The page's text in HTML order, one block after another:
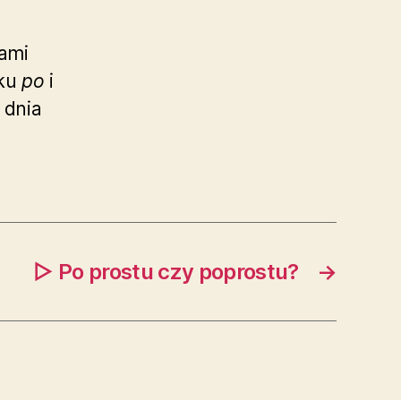
po i
→
▷ Po prostu czy poprostu?